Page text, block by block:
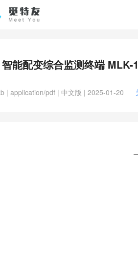
智能配变综合监测终端 MLK-
| application/pdf | 中文版 | 2025-01-20